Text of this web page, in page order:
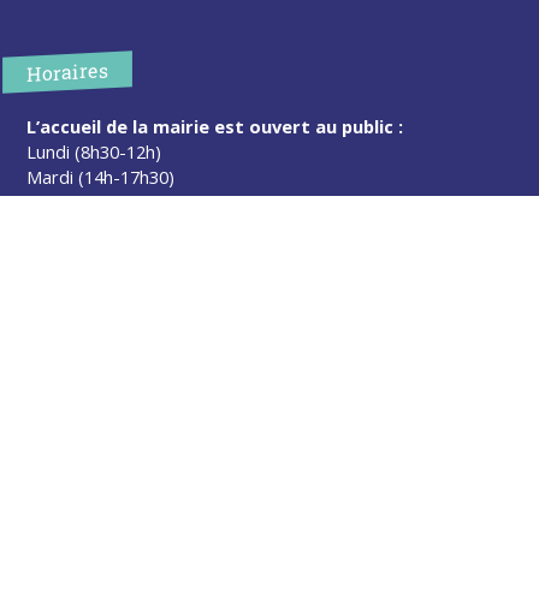
Horaires
L’accueil de la mairie est ouvert au public :
Lundi (8h30-12h)
Mardi (14h-17h30)
Mercredi (8h30-12h)